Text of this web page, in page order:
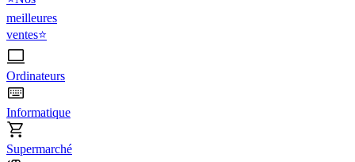
meilleures
ventes⭐
Ordinateurs
Informatique
Supermarché